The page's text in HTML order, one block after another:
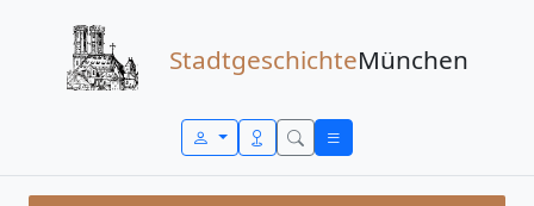
StadtgeschichteMünchen